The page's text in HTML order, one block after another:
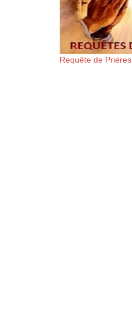
Requête de Prières